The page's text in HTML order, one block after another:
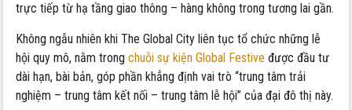
trực tiếp từ hạ tầng giao thông – hàng không trong tương lai gần.
Không ngẫu nhiên khi The Global City liên tục tổ chức những lễ
hội quy mô, nằm trongchuỗi sự kiện Global Festive được đầu tư
dài hạn, bài bản, góp phần khẳng định vai trò “trung tâm trải
nghiệm – trung tâm kết nối – trung tâm lễ hội” của đại đô thị này.